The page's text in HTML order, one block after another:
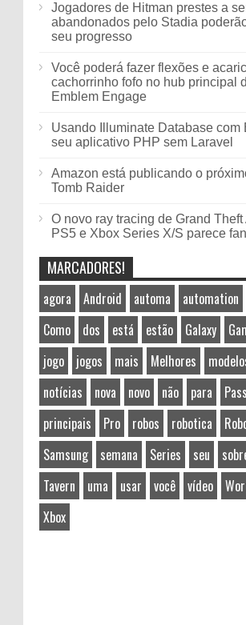
Jogadores de Hitman prestes a
abandonados pelo Stadia
seu progresso
Você poderá fazer flexões e
cachorrinho fofo no hub principal
Emblem Engage
Usando Illuminate Database com
seu aplicativo PHP sem Laravel
Amazon está publicando o
Tomb Raider
O novo ray tracing de Grand Theft
PS5 e Xbox Series X/S parece
MARCADORES!
agora Android automa automation
Como
dos está estão Galaxy
jogo
jogos mais Melhores
notícias
nova novo não para Pass
principais
Pro robos robotica
Samsung
semana Series seu
Tavern
uma usar você vídeo
Xbox